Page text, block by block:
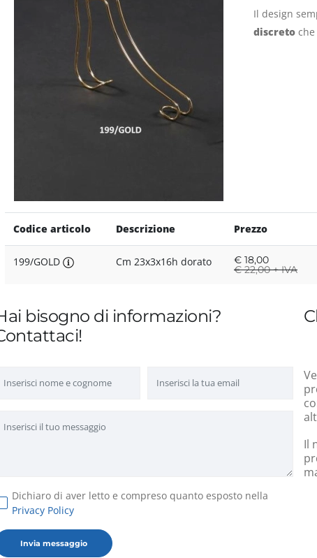
Il design
discreto
Codice articolo Descrizione Prezzo
199/GOLD Cm 23x3x16h dorato € 18,00
€22,00 + IVA
bisogno di informazioni?
Dichiaro di aver letto e compreso quanto esposto nella
Privacy Policy
Il